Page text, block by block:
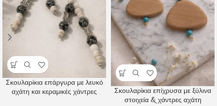
Σκουλαρίκια επάργυρα με λευκό
αχάτη και κεραμικές χάντρες
Σκουλαρίκια επίχρυσα με ξύλινα
στοιχεία & χάντρες αχάτη